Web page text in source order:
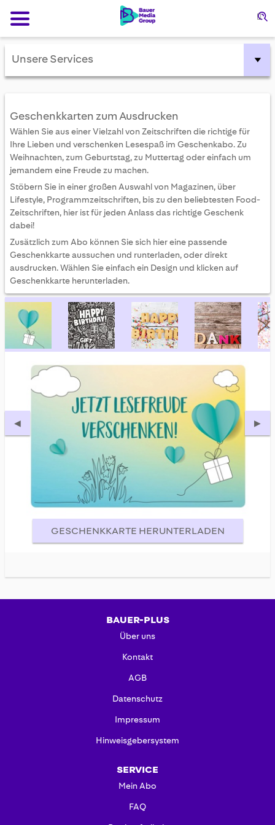
Unsere Services
Geschenkkarten zum Ausdrucken
Wählen Sie aus einer Vielzahl von Zeitschriften die richtige für
Ihre Lieben und verschenken Lesespaß im Geschenkabo. Zu
Weihnachten, zum Geburtstag, zu Muttertag oder einfach um
jemandem eine Freude zu machen.
Stöbern Sie in einer großen Auswahl von Magazinen, über
Lifestyle, Programmzeitschriften, bis zu den beliebtesten Food-
Zeitschriften, hier ist für jeden Anlass das richtige Geschenk
dabei!
Zusätzlich zum Abo können Sie sich hier eine passende
Geschenkkarte aussuchen und runterladen, oder direkt
ausdrucken. Wählen Sie einfach ein Design und klicken auf
Geschenkkarte herunterladen.
▶
◀
GESCHENKKARTE HERUNTERLADEN
BAUER-PLUS
Über uns
Kontakt
AGB
Datenschutz
Impressum
Hinweisgebersystem
SERVICE
Mein Abo
FAQ